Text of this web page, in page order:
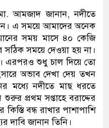
আমজাদ জানান, নদীতে
এ সময়ে আমাদের অনেক
সময় মাসে ৪০ কেজি
সময়ে দেওয়া হয় না।
এরপরও শুধু চাল দিয়ে তো
অভাব দেখা দেয় তখন
মধ্যে নদীতে মাছ ধরতে
প্রথম সপ্তাহে বরাদ্দের
বন্ধ রাখার পাশাপাশি
দাবি জানান তিনি।